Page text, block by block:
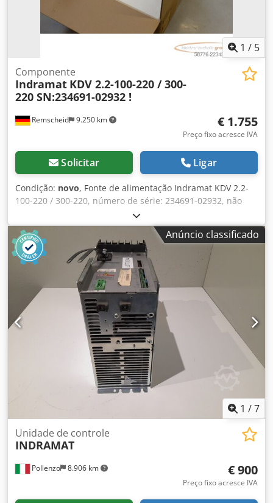
1 / 5
Remscheid 9.250 km
Componente
Indramat KDV 2.2-100-220 / 300-
220 SN:234691-02932 !
€ 1.755
Preço fixo acresce IVA
Solicitar Ligar
Condição: novo, Fonte de alimentação Indramat KDV 2.2-
100-220 / 300-220, número de série: 234691-02932, não
utilizada, em embalagem original aberta, 100% funcional,
o conteúdo da entrega está de acordo com as fotografias.
Djdpfx Amozl N S Degskr
Anúncio classificado
1 /7
Pollenzo 8.906 km
Unidade de controle
INDRAMAT
€ 900
Preço fixo acresce IVA